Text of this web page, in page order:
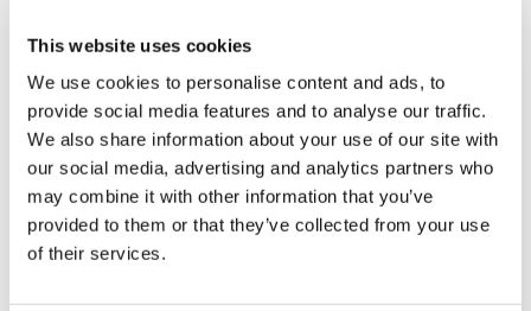
This website uses cookies
We use cookies to personalise content and ads, to
provide social media features and to analyse our traffic.
We also share information about your use of our site with
our social media, advertising and analytics partners who
may combine it with other information that you’ve
provided to them or that they’ve collected from your use
of their services.
certificato per il turismo sanitario.
Chi Siamo
Come Funziona
Guida Pre-Operazione
Autori & Revisori
Flymedi Programma di Riferimento
Piani Di Pagamento
Carriere
FAQ
Informativa sulla Privacy